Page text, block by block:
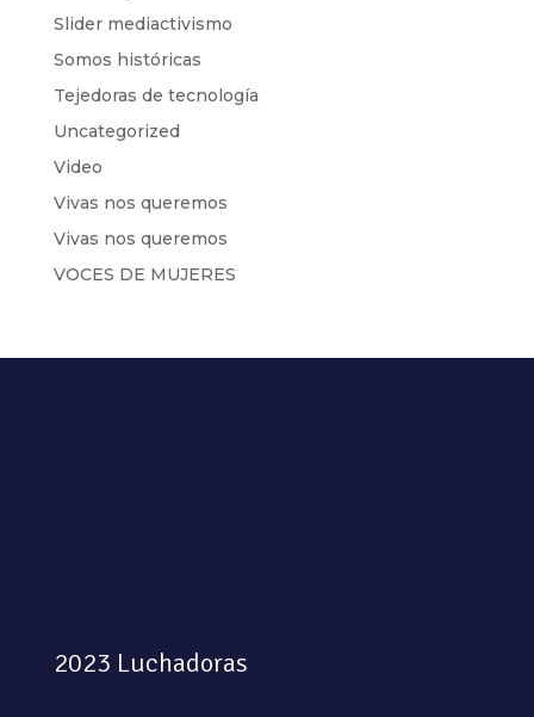
Slider mediactivismo
Somos históricas
Tejedoras de tecnología
Uncategorized
Video
Vivas nos queremos
Vivas nos queremos
VOCES DE MUJERES
2023 Luchadoras